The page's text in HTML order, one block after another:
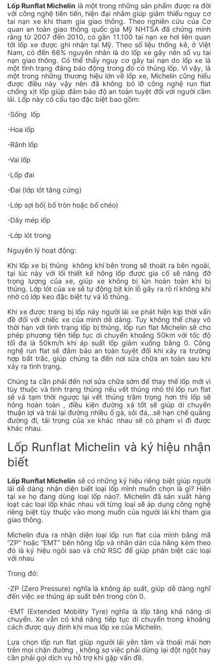
Lốp Runflat Michelin là một trong những sản phẩm được ra đời
với công nghệ tiên tiến, hiện đại nhằm giúp giảm thiểu nguy cơ
tai nạn xe khi tham gia giao thông. Theo nghiên cứu của Cơ
quan an toàn giao thông quốc gia Mỹ NHTSA đã chứng minh
rằng từ 2007 đến 2010, có gần 11.100 tai nạn xe hơi liên quan
tới lốp xe được ghi nhận tại Mỹ.Theo số liệu thống kê, ở Việt
Nam, có đến 66% nguyên nhân là do lốp xe gây nên số vụ tai
nạn giao thông. Có thể thấy nguy cơ gây tai nạn do lốp xe là
một tình trạng đáng báo động trong đó có thủng lốp. Vì vậy, là
một trong những thương hiệu lớn về lốp xe, Michelin cũng hiểu
được điều này vậy nên đã không bỏ lỡ công nghệ run flat
chống xịt lốp giúp đảm bảo độ an toàn tuyệt đối với người cầm
lái. Lốp này có cấu tạo đặc biệt bao gồm:
-Sống lốp
-Hoa lốp
-Rãnh lốp
-Vai lốp
-Lốp đai
-Đai (lớp lót tăng cứng)
-Lớp sợi bố( bố tròn hoặc bố chéo)
-Dây mép lốp
-Lớp lót trong
Nguyên lý hoạt động:
Khi lốp xe bị thủng không khí bên trong sẽ thoát ra bên ngoài,
tại lúc này với lối thiết kế hông lốp được gia cố sẽ nâng đỡ
trọng lượng của xe, giúp xe không bị lún hoàn toàn khi bị
thủng. Lớp lót của xe sẽ tự động bịt kín lỗ gây ra rò rỉ không khí
nhờ có lớp keo đặc biệt tự vá lỗ thủng.
Khi xe được trang bị lốp này người lái xe phát hiện kịp thời vấn
đề đối với chiếc xe của mình dễ dàng. Tuy không thể chạy vô
thời hạn với tình trạng lốp bị thủng, lốp run flat Michelin sẽ cho
phép phương tiện tiếp tục di chuyển khoảng 50km với tốc độ
tối đa là 50km/h khi áp suất lốp giảm xuống bằng 0. Công
nghệ run flat sẽ đảm bảo an toàn tuyệt đối khi xảy ra trường
hợp bất trắc, giúp chúng ta đến nơi sửa chữa an toàn sau khi
xảy ra tình trạng.
Chúng ta cần phải đến nơi sửa chữa sớm để thay thế lốp mới vì
tùy thuộc và tình trạng thủng nếu vết thủng nhỏ thì lốp run flat
sẽ vá tạm thời ngược lại vết thủng trầm trọng hơn thì lốp sẽ
hỏng hoàn toàn , điều kiện đường xá tốt sẽ giúp di chuyển
thuận lợi và trái lại đường nhiều ổ gà, sỏi đá,..sẽ hạn chế quãng
đường đi, tải trọng của xe khác nhau sẽ có phạm vi đi được
khác nhau.
Lốp Runflat Michelin và ký hiệu nhận
biết
Lốp Runflat Michelin sẽ có những ký hiệu riêng biệt giúp người
lái dễ dàng nhận diện biết loại lốp mình muốn chọn là gì? Hiện
tại xe họ đang dùng loại lốp nào?. Michelin đã sản xuất hàng
loạt các loại lốp khác nhau với từng loại sẽ áp dụng công nghệ
riêng biệt tùy thuộc vào mong muốn của người lái khi tham gia
giao thông.
Michelin đưa ra nhận diện loại lốp run flat của mình bằng mã
“ZP” hoặc “EMT” bên hông lốp và nhãn dán của hãng kèm theo
đó là ký hiệu ngôi sao và chữ RSC để giúp phân biệt các loại
với nhau
Trong đó:
-ZP (Zero Pressure) nghĩa là không áp suất, giúp dễ dàng nghĩ
đến việc xe thủng áp suất bên trong còn 0.
-EMT (Extended Mobility Tyre) nghĩa là lốp tăng khả năng di
chuyển. Xe vẫn có khả năng tiếp tục di chuyển trong khoảng
cách được quy định khi mua lốp xe của Michelin.
Lựa chọn lốp run flat giúp người lái yên tâm và thoải mái hơn
trên mọi chặn đường , không sợ việc phải dừng lại đột ngột hay
cần phải gọi dịch vụ hỗ trợ khi gặp vấn đề.